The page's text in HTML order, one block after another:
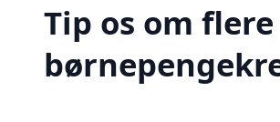
Tip os om